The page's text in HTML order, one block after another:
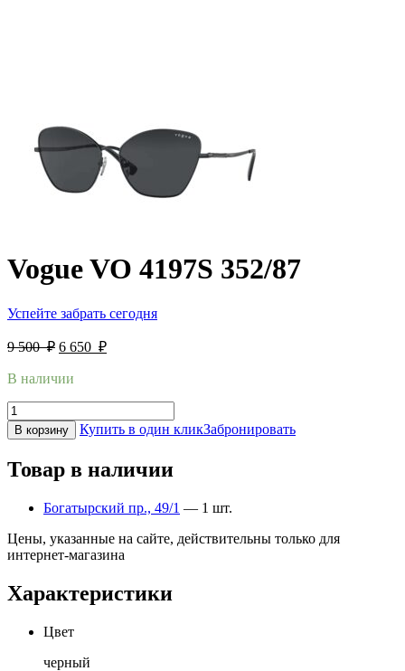
Vogue VO 4197S 352/87
Успейте забрать сегодня
9 500₽ 6 650 ₽
В наличии
В корзину Купить в один кликЗабронировать
Товар в наличии
Богатырский пр., 49/1 — 1 шт.
Цены, указанные на сайте, действительны только для
интернет-магазина
Характеристики
Цвет
черный